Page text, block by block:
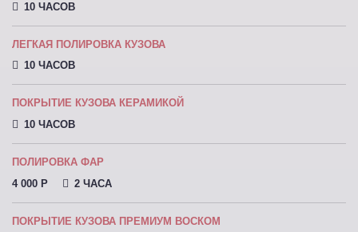
10 ЧАСОВ
ЛЕГКАЯ ПОЛИРОВКА КУЗОВА
10 ЧАСОВ
ПОКРЫТИЕ КУЗОВА КЕРАМИКОЙ
10 ЧАСОВ
ПОЛИРОВКА ФАР
4 000 P
2 ЧАСА
ПОКРЫТИЕ КУЗОВА ПРЕМИУМ ВОСКОМ